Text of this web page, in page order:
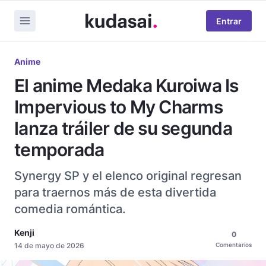
Entrar
Anime
El anime Medaka Kuroiwa Is
Impervious to My Charms
lanza tráiler de su segunda
temporada
Synergy SP y el elenco original regresan
para traernos más de esta divertida
comedia romántica.
Kenji
14 de mayo de 2026
0
Comentarios